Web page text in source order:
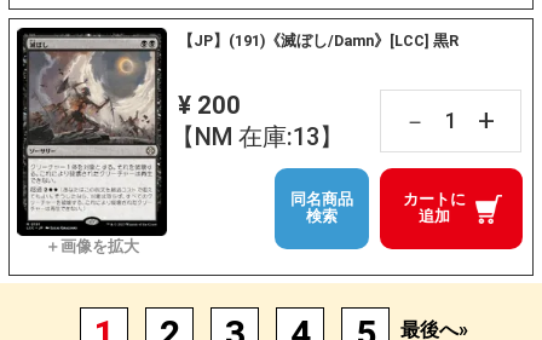
【JP】(191)《滅ぼし/Damn》[LCC] 黒R
¥ 200
【NM 在庫:13】
－ +
カートに
追加
同名商品
検索
最後へ»